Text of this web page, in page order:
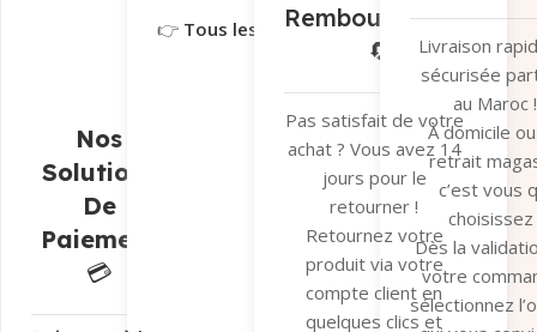
Nos
Solutions
De
Paiement
💳
👉 Tous les détails iciRemboursement
🔄
Pas satisfait de votre
achat ? Vous avez 14
jours pour le
retourner !
Retournez votre
produit via votre
compte client en
quelques clics et
colis.
👉Tous les
ici
Livraison
sécurisée
au Maroc !
À domicile
retrait
c’est vous
choisissez
Dès la
votre
sélectionnez